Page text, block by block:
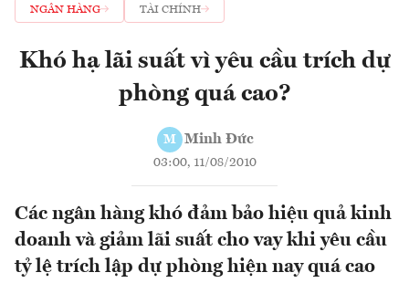
NGÂN HÀNG TÀI CHÍNH
Khó hạ lãi suất vì yêu cầu trích dự
phòng quá cao?
M Minh Đức
03:00, 11/08/2010
Các ngân hàng khó đảm bảo hiệu quả kinh
doanh và giảm lãi suất cho vay khi yêu cầu
tỷ lệ trích lập dự phòng hiện nay quá cao